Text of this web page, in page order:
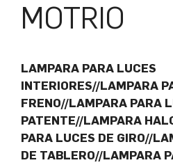
MOTRIO
LAMPARA PARA LUCES
INTERIORES//LAMPARA
FRENO//LAMPARA PARA
PATENTE//LAMPARA
PARA LUCES DE GIRO//
DE TABLERO//LAMPARA